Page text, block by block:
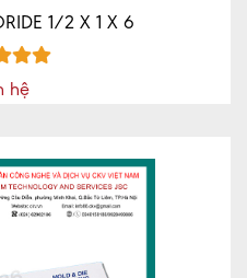
1/2 X 1 X 6
hệ